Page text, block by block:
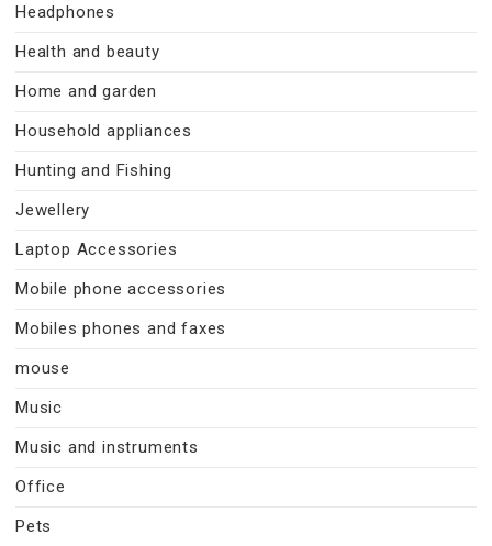
Headphones
Health and beauty
Home and garden
Household appliances
Hunting and Fishing
Jewellery
Laptop Accessories
Mobile phone accessories
Mobiles phones and faxes
mouse
Music
Music and instruments
Office
Pets